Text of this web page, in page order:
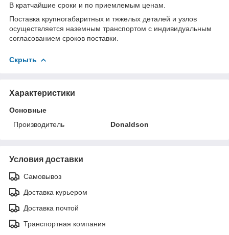
В кратчайшие сроки и по приемлемым ценам.
Поставка крупногабаритных и тяжелых деталей и узлов
осуществляется наземным транспортом с индивидуальным
согласованием сроков поставки.
Скрыть
Характеристики
Основные
Производитель
Donaldson
Условия доставки
Самовывоз
Доставка курьером
Доставка почтой
Транспортная компания